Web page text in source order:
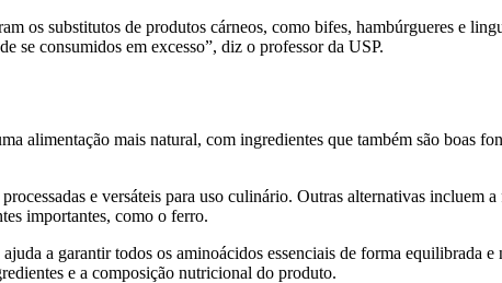
os substitutos de produtos cárneos, como bifes, hambúrgueres e
se consumidos em excesso”, diz o professor da USP.
alimentação mais natural, com ingredientes que também são boas
e versáteis para uso culinário. Outras alternativas
importantes, como o ferro.
a garantir todos os aminoácidos essenciais de forma equilibrada
e a composição nutricional do produto.